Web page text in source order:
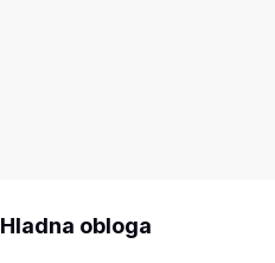
Hladna obloga